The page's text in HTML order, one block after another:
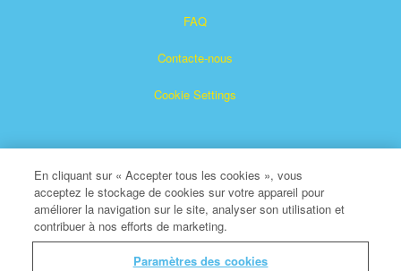
FAQ
Contacte-nous
Cookie Settings
Superbook est une marque déposée de The Christian
En cliquant sur « Accepter tous les cookies », vous
acceptez le stockage de cookies sur votre appareil pour
améliorer la navigation sur le site, analyser son utilisation et
contribuer à nos efforts de marketing.
Paramètres des cookies